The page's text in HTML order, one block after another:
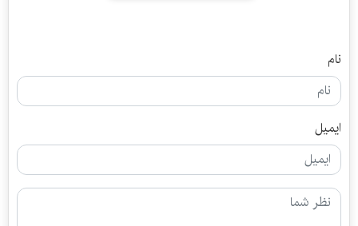
نام
ایمیل